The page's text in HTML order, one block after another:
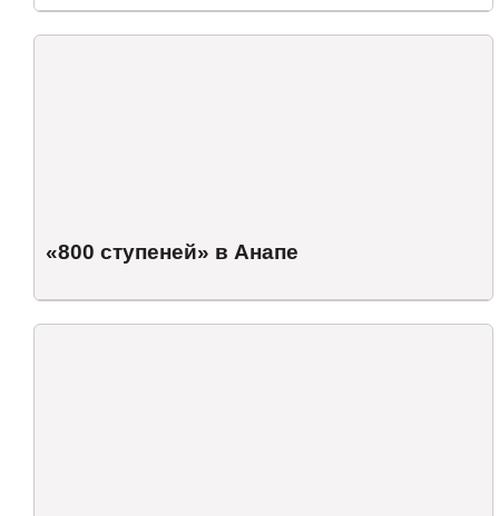
«800 ступеней» в Анапе